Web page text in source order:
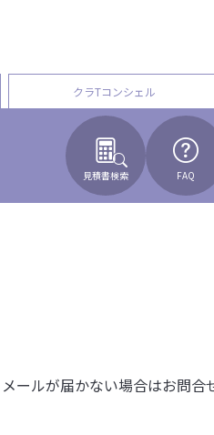
クラTコンシェル
見積書検索 FAQ
ールが届かない場合はお問合